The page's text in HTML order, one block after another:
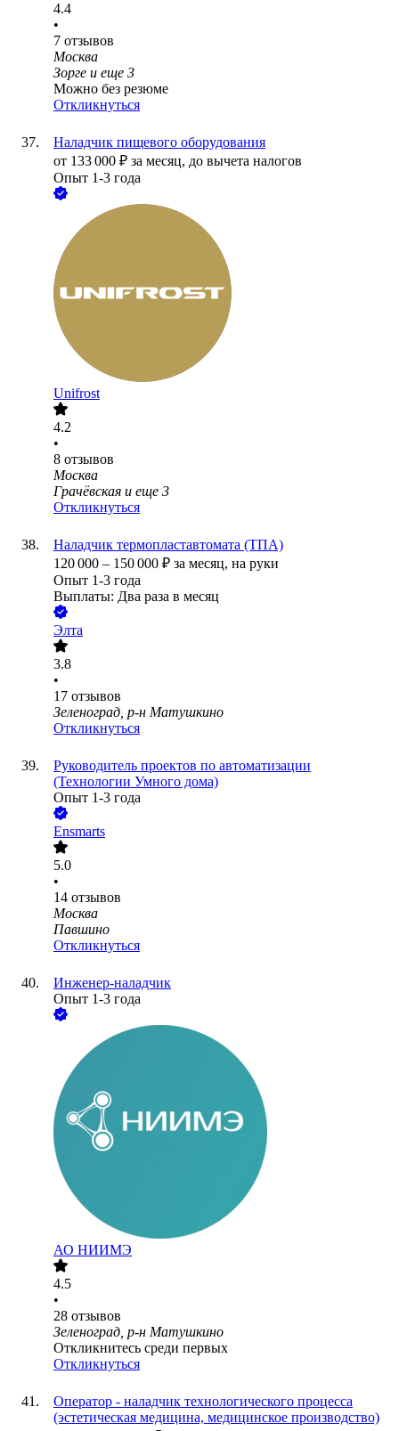
4.4
•
7 отзывов
Москва
Зорге и еще 3
Можно без резюме
Откликнуться
Наладчик пищевого оборудования
от 133 000 ₽ за месяц, до вычета налогов
Опыт 1-3 года
Unifrost
4.2
•
8 отзывов
Москва
Грачёвская и еще 3
Откликнуться
Наладчик термопластавтомата (ТПА)
120 000 – 150 000 ₽ за месяц, на руки
Опыт 1-3 года
Выплаты: Два раза в месяц
Элта
3.8
•
17 отзывов
Зеленоград, р-н Матушкино
Откликнуться
Руководитель проектов по автоматизации
(Технологии Умного дома)
Опыт 1-3 года
Ensmarts
5.0
•
14 отзывов
Москва
Павшино
Откликнуться
Инженер-наладчик
Опыт 1-3 года
АО НИИМЭ
4.5
•
28 отзывов
Зеленоград, р-н Матушкино
Откликнитесь среди первых
Откликнуться
Оператор - наладчик технологического процесса
(эстетическая медицина, медицинское производство)